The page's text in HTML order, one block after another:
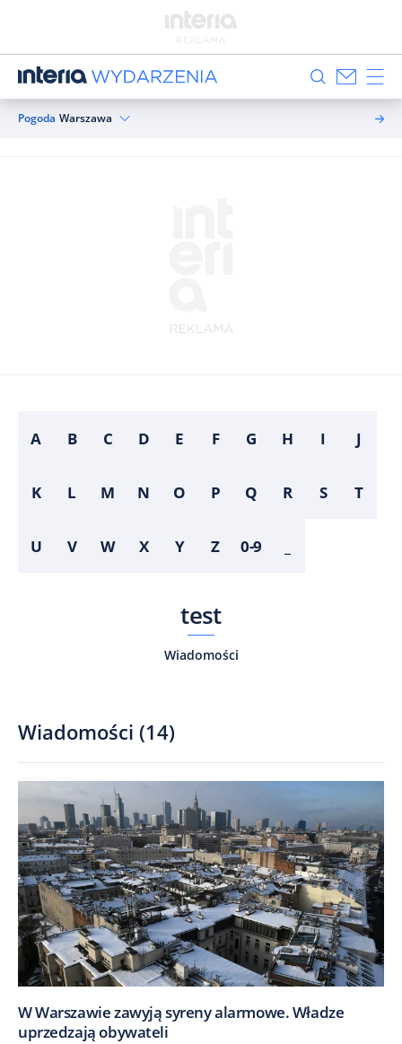
Pogoda Warszawa
A B C D E F G H I J
K L M N O P Q R S T
U V W X Y Z 0-9
test
Wiadomości
Wiadomości (14)
W Warszawie zawyją syreny alarmowe. Władze
uprzedzają obywateli